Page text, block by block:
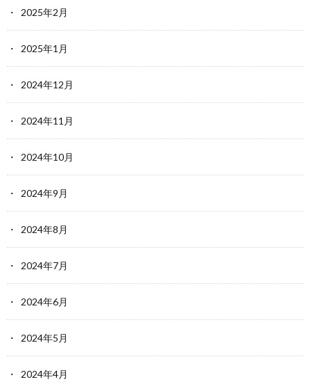
2025年2月
2025年1月
2024年12月
2024年11月
2024年10月
2024年9月
2024年8月
2024年7月
2024年6月
2024年5月
2024年4月